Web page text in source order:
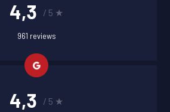
4,3 / 5 ★
961 reviews
4,3 / 5 ★